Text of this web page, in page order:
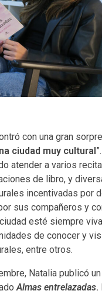
con una gran
ciudad muy cultural
atender a varios
de libro, y
incentivadas por
sus compañeros y
esté siempre
de conocer y
entre otros.
Natalia publicó
Almas entrelazadas.